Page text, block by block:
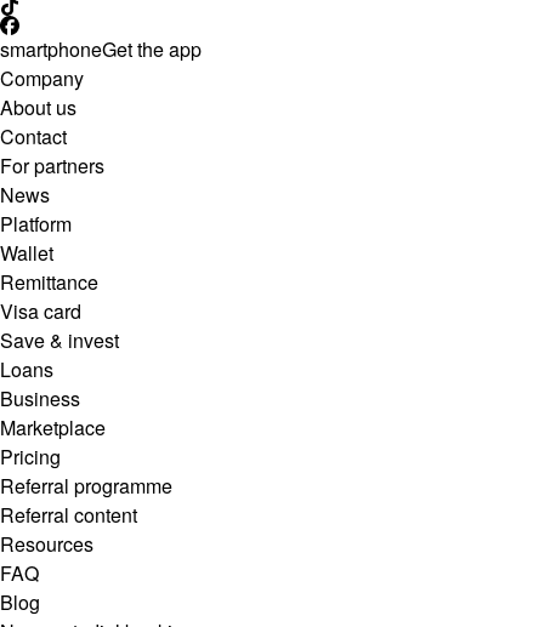
smartphoneGet the app
Company
About us
Contact
For partners
News
Platform
Wallet
Remittance
Visa card
Save & invest
Loans
Business
Marketplace
Pricing
Referral programme
Referral content
Resources
FAQ
Blog